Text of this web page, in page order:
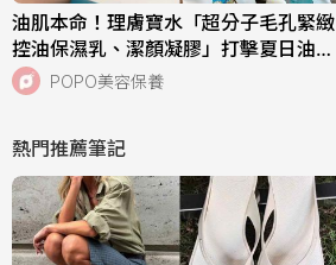
油肌本命！理膚寶水「超分子毛孔緊緻
控油保濕乳、潔顏凝膠」打擊夏日油痘
危機，跨界聯名《小小兵與大怪獸》超
萌周邊快來收藏！
POPO美容保養
熱門推薦筆記